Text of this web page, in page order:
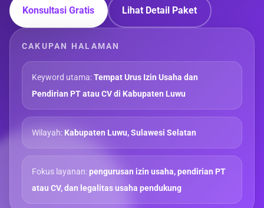
Konsultasi Gratis Lihat Detail Paket
CAKUPAN HALAMAN
Keyword utama:Tempat Urus Izin Usaha dan
Pendirian PT atau CV di Kabupaten Luwu
Wilayah:Kabupaten Luwu, Sulawesi Selatan
Fokus layanan:pengurusan izin usaha, pendirian PT
atau CV, dan legalitas usaha pendukung